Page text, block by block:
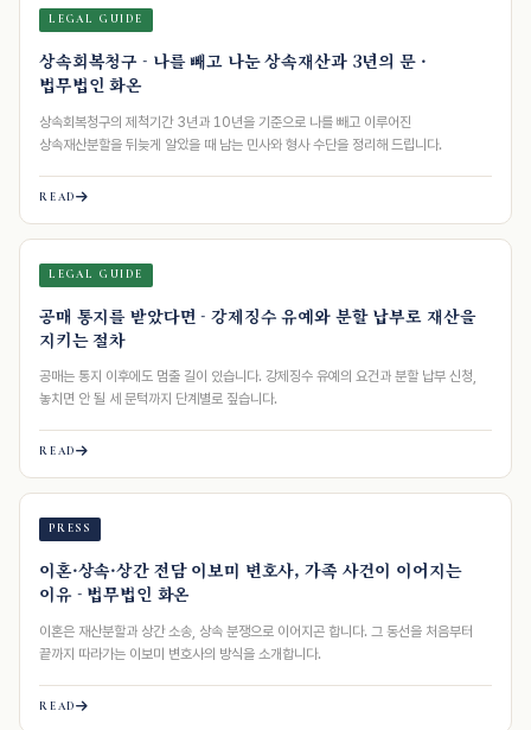
LEGAL GUIDE
상속회복청구 - 나를 빼고 나눈 상속재산과 3년의 문 ·
법무법인 화온
상속회복청구의 제척기간 3년과 10년을 기준으로 나를 빼고 이루어진
상속재산분할을 뒤늦게 알았을 때 남는 민사와 형사 수단을 정리해 드립니다.
READ
LEGAL GUIDE
공매 통지를 받았다면 - 강제징수 유예와 분할 납부로 재산을
지키는 절차
공매는 통지 이후에도 멈출 길이 있습니다. 강제징수 유예의 요건과 분할 납부 신청,
놓치면 안 될 세 문턱까지 단계별로 짚습니다.
READ
PRESS
이혼·상속·상간 전담 이보미 변호사, 가족 사건이 이어지는
이유 - 법무법인 화온
이혼은 재산분할과 상간 소송, 상속 분쟁으로 이어지곤 합니다. 그 동선을 처음부터
끝까지 따라가는 이보미 변호사의 방식을 소개합니다.
READ